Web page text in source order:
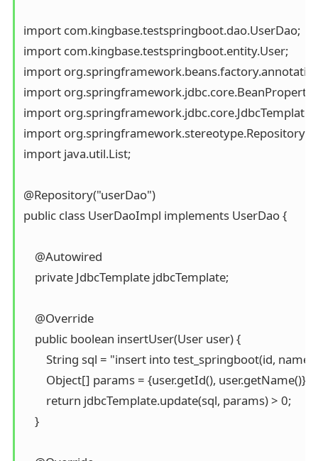
import com.kingbase.testspringboot.dao.UserDao;
import com.kingbase.testspringboot.entity.User;
import
import
import org.springframework.jdbc.core.JdbcTemplate;
import org.springframework.stereotype.Repository;
import java.util.List;
@Repository("userDao")
public class UserDaoImpl implements UserDao {
    @Autowired
    private JdbcTemplate jdbcTemplate;
    @Override
    public boolean insertUser(User user) {
String sql = "insert into test_springboot(id, name)
        Object[] params = {user.getId(), user.getName()};
        return jdbcTemplate.update(sql, params) > 0;
    }